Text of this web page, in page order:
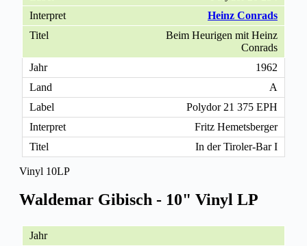
Heinz Conrads
Beim Heurigen mit Heinz
Conrads
1962
A
Polydor 21 375 EPH
Fritz Hemetsberger
In der Tiroler-Bar I
Vinyl 10LP
Waldemar Gibisch - 10" Vinyl LP